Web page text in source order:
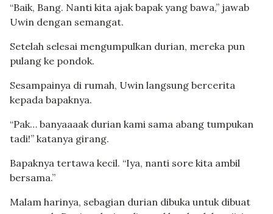
“Baik, Bang. Nanti kita ajak bapak yang bawa,” jawab
Uwin dengan semangat.
Setelah selesai mengumpulkan durian, mereka pun
pulang ke pondok.
Sesampainya di rumah, Uwin langsung bercerita
kepada bapaknya.
“Pak… banyaaaak durian kami sama abang tumpukan
tadi!” katanya girang.
Bapaknya tertawa kecil. “Iya, nanti sore kita ambil
bersama.”
Malam harinya, sebagian durian dibuka untuk dibuat